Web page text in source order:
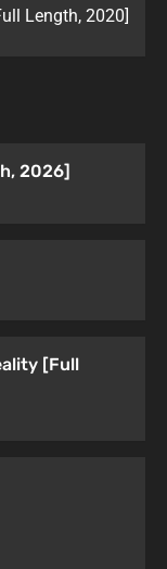
Length, 2020]
2026]
[Full